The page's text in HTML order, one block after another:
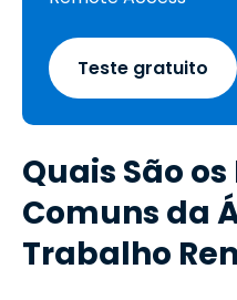
Teste gratuito
Quais São
Comuns da
Trabalho